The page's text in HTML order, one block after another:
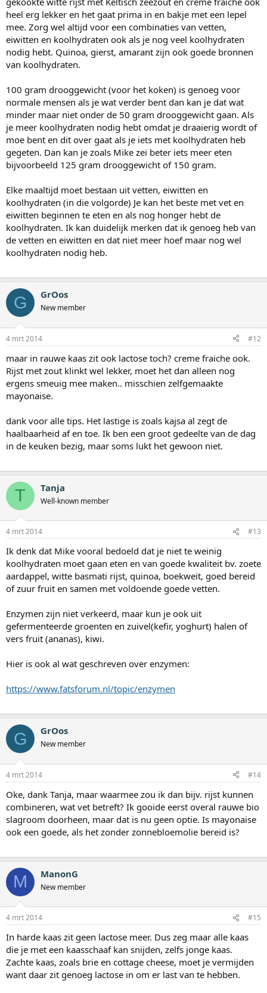
heel erg lekker en het gaat prima in en bakje met een lepel
mee. Zorg wel altijd voor een combinaties van vetten,
eiwitten en koolhydraten ook als je nog veel koolhydraten
nodig hebt. Quinoa, gierst, amarant zijn ook goede bronnen
van koolhydraten.
100 gram drooggewicht (voor het koken) is genoeg voor
normale mensen als je wat verder bent dan kan je dat wat
minder maar niet onder de 50 gram drooggewicht gaan. Als
je meer koolhydraten nodig hebt omdat je draaierig wordt of
moe bent en dit over gaat als je iets met koolhydraten heb
gegeten. Dan kan je zoals Mike zei beter iets meer eten
bijvoorbeeld 125 gram drooggewicht of 150 gram.
Elke maaltijd moet bestaan uit vetten, eiwitten en
koolhydraten (in die volgorde) Je kan het beste met vet en
eiwitten beginnen te eten en als nog honger hebt de
koolhydraten. Ik kan duidelijk merken dat ik genoeg heb van
de vetten en eiwitten en dat niet meer hoef maar nog wel
koolhydraten nodig heb.
G GrOos
New member
4 mrt 2014 #12
maar in rauwe kaas zit ook lactose toch? creme fraiche ook.
Rijst met zout klinkt wel lekker, moet het dan alleen nog
ergens smeuig mee maken.. misschien zelfgemaakte
mayonaise.
dank voor alle tips. Het lastige is zoals kajsa al zegt de
haalbaarheid af en toe. Ik ben een groot gedeelte van de dag
in de keuken bezig, maar soms lukt het gewoon niet.
T Tanja
Well-known member
4 mrt 2014 #13
Ik denk dat Mike vooral bedoeld dat je niet te weinig
koolhydraten moet gaan eten en van goede kwaliteit bv. zoete
aardappel, witte basmati rijst, quinoa, boekweit, goed bereid
of zuur fruit en samen met voldoende goede vetten.
Enzymen zijn niet verkeerd, maar kun je ook uit
gefermenteerde groenten en zuivel(kefir, yoghurt) halen of
vers fruit (ananas), kiwi.
Hier is ook al wat geschreven over enzymen:
https://www.fatsforum.nl/topic/enzymen
G GrOos
New member
4 mrt 2014 #14
Oke, dank Tanja, maar waarmee zou ik dan bijv. rijst kunnen
combineren, wat vet betreft? Ik gooide eerst overal rauwe bio
slagroom doorheen, maar dat is nu geen optie. Is mayonaise
ook een goede, als het zonder zonnebloemolie bereid is?
M ManonG
New member
4 mrt 2014 #15
In harde kaas zit geen lactose meer. Dus zeg maar alle kaas
die je met een kaasschaaf kan snijden, zelfs jonge kaas.
Zachte kaas, zoals brie en cottage cheese, moet je vermijden
want daar zit genoeg lactose in om er last van te hebben.